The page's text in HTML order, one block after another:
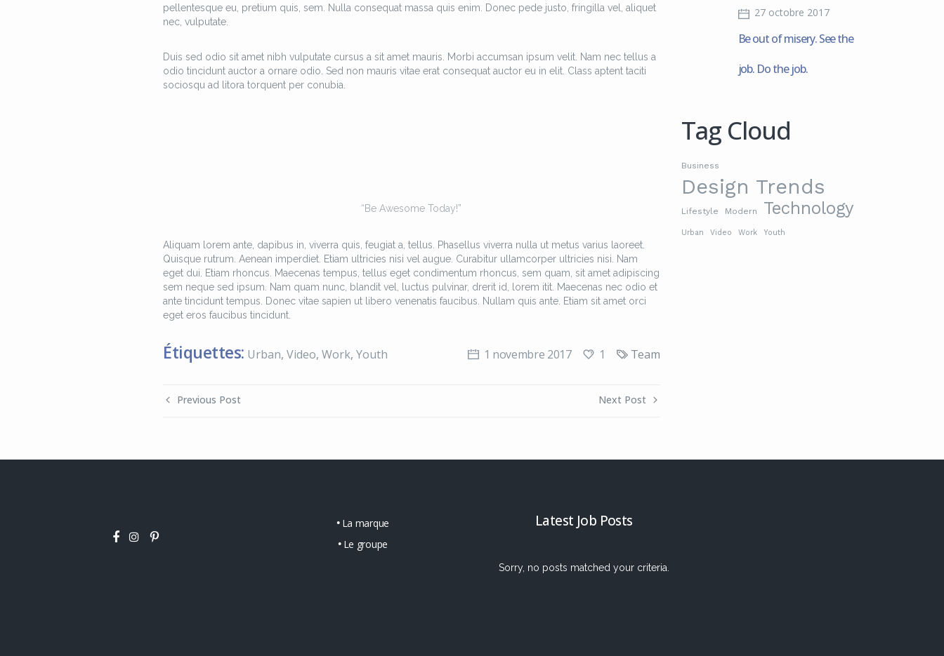
pellentesque eu, pretium quis, sem. Nulla consequat massa quis enim. Donec pede justo, fringilla vel, aliquet
nec, vulputate.
Duis sed odio sit amet nibh vulputate cursus a sit amet mauris. Morbi accumsan ipsum velit. Nam nec tellus a
odio tincidunt auctor a ornare odio. Sed non mauris vitae erat consequat auctor eu in elit. Class aptent taciti
sociosqu ad litora torquent per conubia.
“Be Awesome Today!”
Aliquam lorem ante, dapibus in, viverra quis, feugiat a, tellus. Phasellus viverra nulla ut metus varius laoreet.
Quisque rutrum. Aenean imperdiet. Etiam ultricies nisi vel augue. Curabitur ullamcorper ultricies nisi. Nam
eget dui. Etiam rhoncus. Maecenas tempus, tellus eget condimentum rhoncus, sem quam, sit amet adipiscing
sem neque sed ipsum. Nam quam nunc, blandit vel, luctus pulvinar, drerit id, lorem itit. Maecenas nec odio et
ante tincidunt tempus. Donec vitae sapien ut libero venenatis faucibus. Nullam quis ante. Etiam sit amet orci
eget eros faucibus tincidunt.
Étiquettes: Urban, Video, Work, Youth 1 novembre 2017 1 Team
Previous Post Next Post
27 octobre 2017
Be out of misery. See the
job. Do the job.
Tag Cloud
Business
Design Trends
Lifestyle Modern Technology
Urban Video Work Youth
La marque
Le groupe
Latest Job Posts
Sorry, no posts matched your criteria.